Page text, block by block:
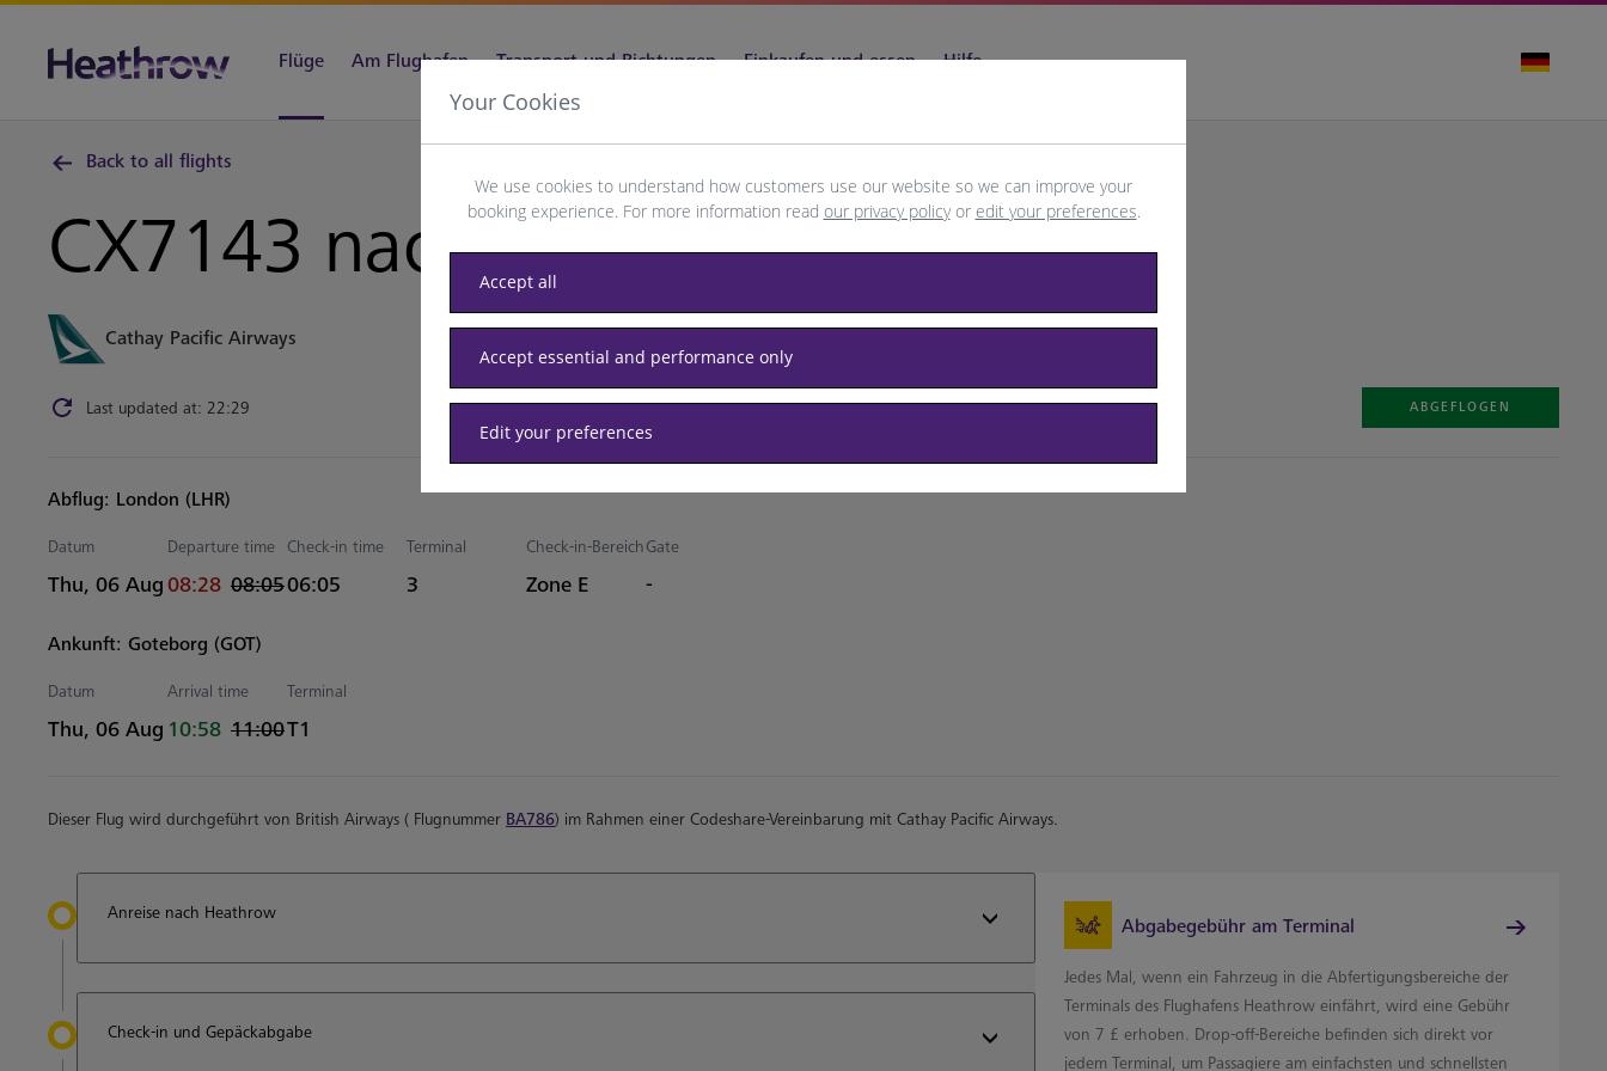
Flüge Am Flughafen Transport und Richtungen Einkaufen und essen Hilfe
Back to all flights
CX7143 nachGoteborg
Cathay Pacific Airways
Last updated at: 22:29 ABGEFLOGEN
Abflug: London (LHR)
Datum
Thu, 06 Aug
Departure time
actual Uhrzeiten
08:28
Estimated Uhrzeiten
08:05
Check-in time
06:05
Terminal
3
Check-in-Bereich
Zone E
Gate
-
Ankunft: Goteborg (GOT)
Datum
Thu, 06 Aug
Arrival time
actual Uhrzeiten
10:58
Estimated Uhrzeiten
11:00
Terminal
T1
Dieser Flug wird durchgeführt von British Airways ( Flugnummer BA786) im Rahmen einer Codeshare-Vereinbarung mit Cathay Pacific Airways.
Anreise nach Heathrow
Check-in und Gepäckabgabe
Abgabegebühr am Terminal
Jedes Mal, wenn ein Fahrzeug in die Abfertigungsbereiche der
Terminals des Flughafens Heathrow einfährt, wird eine Gebühr
von 7 £ erhoben. Drop-off-Bereiche befinden sich direkt vor
jedem Terminal, um Passagiere am einfachsten und schnellsten
Your Cookies
We use cookies to understand how customers use our website so we can improve your
booking experience. For more information read our privacy policyor edit your preferences.
Accept all
Accept essential and performance only
Edit your preferences